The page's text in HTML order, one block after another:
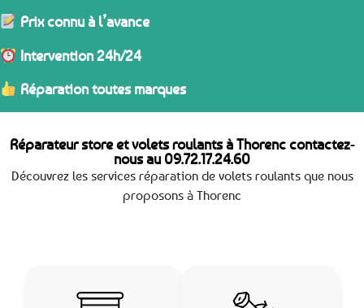
Prix connu à l’avance
Intervention 24h/24
Réparation toutes marques
Réparateur store et volets roulants à Thorenc contactez-
nous au 09.72.17.24.60
Découvrez les services réparation de volets roulants que nous
proposons à Thorenc